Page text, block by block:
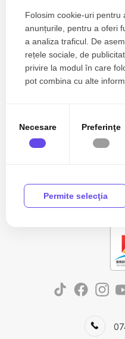
Zone de top apartamente
Apartamente de vanzare in
Numar de camere
Apartamente de vanzare in
Apartamente de vanzare in Ovidiu
Apartamente de vanzare in
Apartamente de vanzare in
Case de vanzare in Cumpana
Case de vanzare in Constanta
Terenuri de vanzare
Vezi mai mult
Folosim cookie-uri pentru
anunțurile, pentru a oferi
a analiza traficul. De
rețele sociale, de
privire la modul în care
pot combina cu alte
Necesare Preferinţe
Permite selecţia